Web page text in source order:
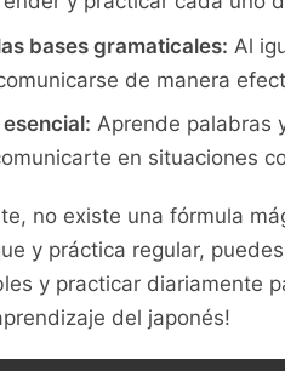
bases gramaticales: Al
de manera
Aprende ‍palabras
en⁢ situaciones
⁣no ‍existe una fórmula​
y práctica ‌regular,
y practicar diariamente
del japonés!